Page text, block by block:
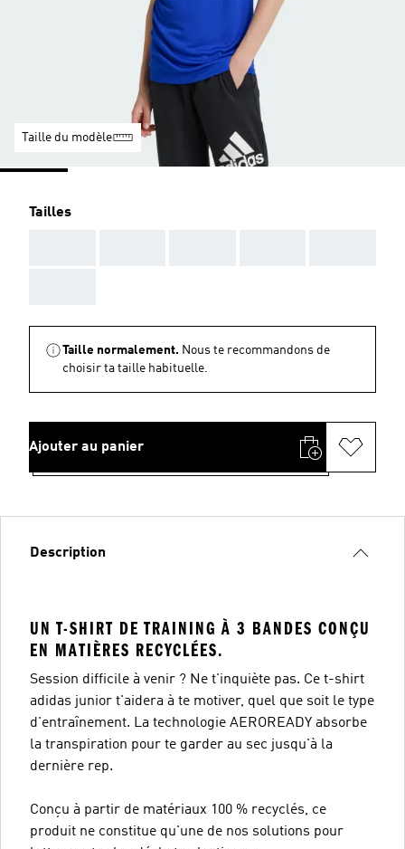
Taille du modèle
Tailles
Taille normalement. Nous te recommandons de
choisir ta taille habituelle.
Ajouter au panier
Description
UN T-SHIRT DE TRAINING À 3 BANDES CONÇU
EN MATIÈRES RECYCLÉES.
Session difficile à venir ? Ne t'inquiète pas. Ce t-shirt
adidas junior t'aidera à te motiver, quel que soit le type
d'entraînement. La technologie AEROREADY absorbe
la transpiration pour te garder au sec jusqu'à la
dernière rep.
Conçu à partir de matériaux 100 % recyclés, ce
produit ne constitue qu'une de nos solutions pour